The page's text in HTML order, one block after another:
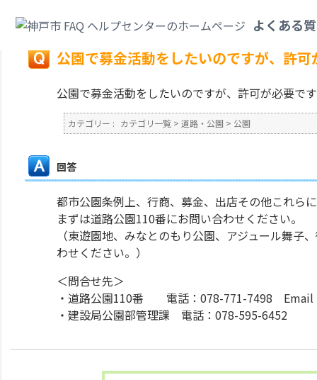
よくある
戻る
公園で募金活動をしたいのですが、許
公園で募金活動をしたいのですが、許可が必要で
カテゴリー : カテゴリ一覧 > 道路・公園 > 公園
回答
都市公園条例上、行商、募金、出店その他これら
まずは道路公園110番にお問い合わせください。
（東遊園地、みなとのもり公園、アジュール舞
わせください。）
＜問合せ先＞
・道路公園110番 電話：078-771-7498 Email
・建設局公園部管理課 電話：078-595-6452